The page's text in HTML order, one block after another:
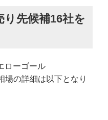
先候補16社を
ローゴール
場の詳細は以下となり